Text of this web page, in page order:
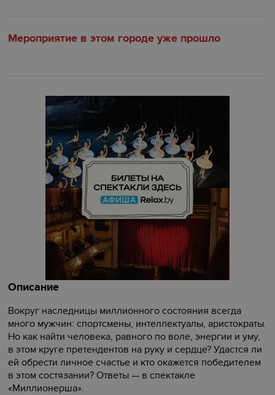
Мероприятие в этом городе уже прошло
Описание
Вокруг наследницы миллионного состояния всегда
много мужчин: спортсмены, интеллектуалы, аристократы.
Но как найти человека, равного по воле, энергии и уму,
в этом круге претендентов на руку и сердце? Удастся ли
ей обрести личное счастье и кто окажется победителем
в этом состязании? Ответы — в спектакле
«Миллионерша».